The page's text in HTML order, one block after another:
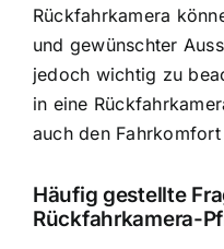
Rückfahrkamera
und gewünschter
jedoch wichtig zu
in eine
auch den
Häufig gestellte
Rückfahrkamera-